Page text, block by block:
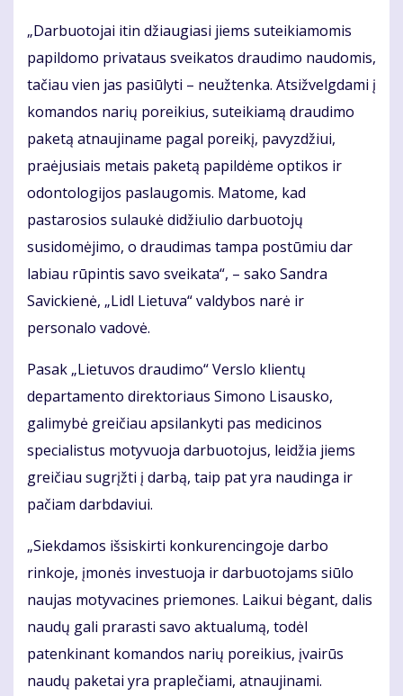
„Darbuotojai itin džiaugiasi jiems suteikiamomis
papildomo privataus sveikatos draudimo naudomis,
tačiau vien jas pasiūlyti – neužtenka. Atsižvelgdami į
komandos narių poreikius, suteikiamą draudimo
paketą atnaujiname pagal poreikį, pavyzdžiui,
praėjusiais metais paketą papildėme optikos ir
odontologijos paslaugomis. Matome, kad
pastarosios sulaukė didžiulio darbuotojų
susidomėjimo, o draudimas tampa postūmiu dar
labiau rūpintis savo sveikata“, – sako Sandra
Savickienė, „Lidl Lietuva“ valdybos narė ir
personalo vadovė.
Pasak „Lietuvos draudimo“ Verslo klientų
departamento direktoriaus Simono Lisausko,
galimybė greičiau apsilankyti pas medicinos
specialistus motyvuoja darbuotojus, leidžia jiems
greičiau sugrįžti į darbą, taip pat yra naudinga ir
pačiam darbdaviui.
„Siekdamos išsiskirti konkurencingoje darbo
rinkoje, įmonės investuoja ir darbuotojams siūlo
naujas motyvacines priemones. Laikui bėgant, dalis
naudų gali prarasti savo aktualumą, todėl
patenkinant komandos narių poreikius, įvairūs
naudų paketai yra praplečiami, atnaujinami.